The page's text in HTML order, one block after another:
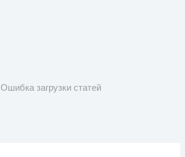
Ошибка загрузки статей